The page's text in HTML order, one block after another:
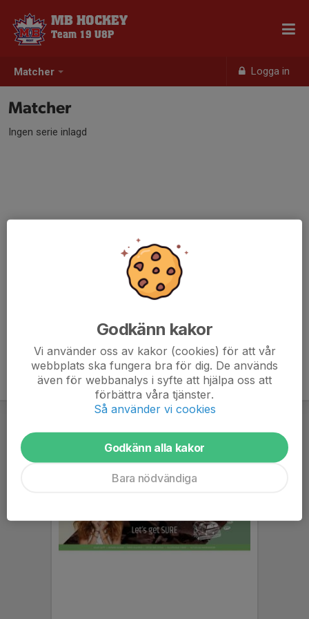
Matcher Logga in
MB HOCKEY
Team 19 U8P
Matcher
Ingen serie inlagd
Godkänn kakor
Vi använder oss av kakor (cookies) för att vår
webbplats ska fungera bra för dig. De används
även för webbanalys i syfte att hjälpa oss att
förbättra våra tjänster.
Så använder vi cookies
Godkänn alla kakor
Bara nödvändiga